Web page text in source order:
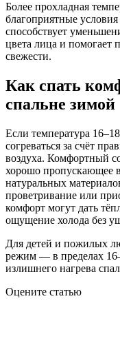
Более прохладная
благоприятные
способствует
цвета лица и помогает
свежести.
Как спать
спальне зимой
Если температура
согреваться за счёт
воздуха. Комфортный
хорошо пропускающее
натуральных
проветривание или
комфорт могут дать
ощущение холода без
Для детей и пожилых
режим — в пределах
излишнего нагрева
Оцените статью